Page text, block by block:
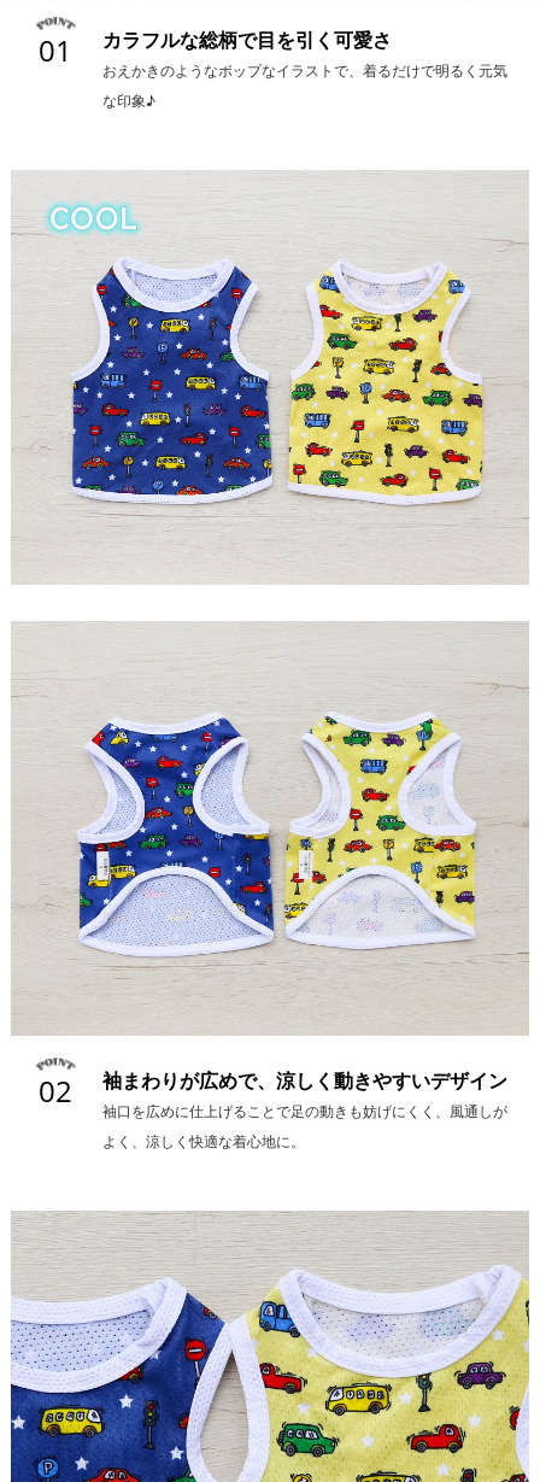
01 カラフルな総柄で目を引く可愛さ
おえかきのようなポップなイラストで、着るだけで明るく元気
な印象♪
02 袖まわりが広めで、涼しく動きやすいデザイン
袖口を広めに仕上げることで足の動きも妨げにくく、風通しが
よく、涼しく快適な着心地に。